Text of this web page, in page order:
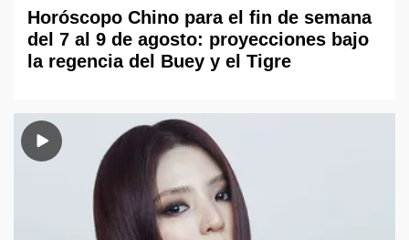
Horóscopo Chino para el fin de semana
del 7 al 9 de agosto: proyecciones bajo
la regencia del Buey y el Tigre